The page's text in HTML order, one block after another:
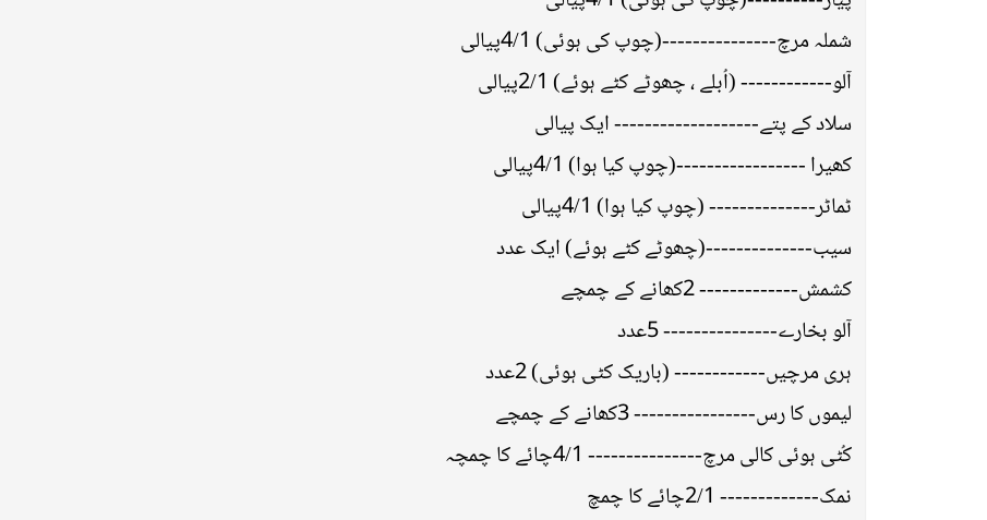
شملہ مرچ---------------(چوپ کی ہوئی) 4/1پیالی
آلو------------ (اُبلے ، چھوٹے کٹے ہوئے) 2/1پیالی
سلاد کے پتے------------------- ایک پیالی
کھیرا -----------------(چوپ کیا ہوا) 4/1پیالی
ٹماٹر-------------- (چوپ کیا ہوا) 4/1پیالی
سیب--------------(چھوٹے کٹے ہوئے) ایک عدد
کشمش------------- 2کھانے کے چمچے
آلو بخارے--------------- 5عدد
ہری مرچیں------------ (باریک کٹی ہوئی) 2عدد
لیموں کا رس---------------- 3کھانے کے چمچے
کُٹی ہوئی کالی مرچ--------------- 4/1چائے کا چمچہ
نمک------------- 2/1چائے کا چمچ